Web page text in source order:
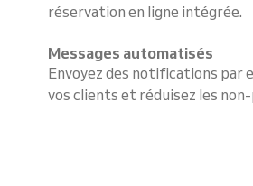
réservation en ligne intégrée.
Messages automatisés
Envoyez des notifications par
vos clients et réduisez les